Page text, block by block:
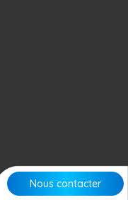
Nous contacter